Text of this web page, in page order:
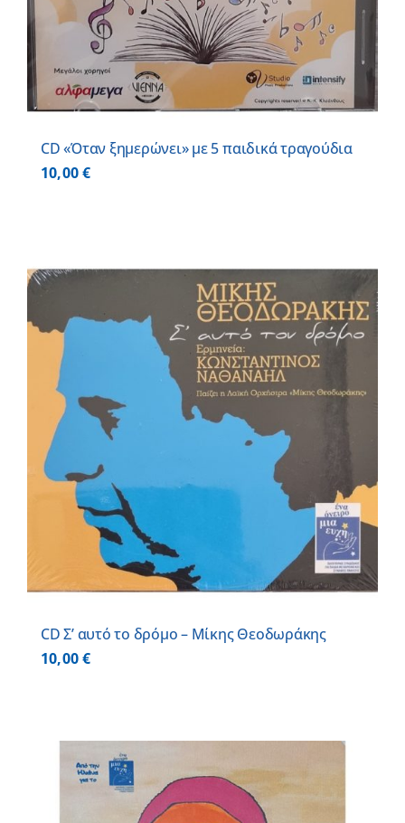
CD «Όταν ξημερώνει» με 5 παιδικά τραγούδια
10,00€
CD Σ’ αυτό το δρόμο – Μίκης Θεοδωράκης
10,00€